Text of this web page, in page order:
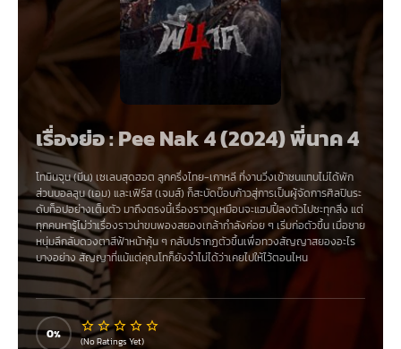
เรื่องย่อ : Pee Nak 4 (2024) พี่นาค 4
โทมินจุน (มีน) เซเลบสุดฮอต ลูกครึ่งไทย-เกาหลี ที่งานวิ่งเข้าชนแทบไม่ได้พัก
ส่วนบอลลูน (เอม) และเฟิร์ส (เจมส์) ก็สะบัดบ๊อบก้าวสู่การเป็นผู้จัดการศิลปินระ
ดับท็อปอย่างเต็มตัว มาถึงตรงนี้เรื่องราวดูเหมือนจะแฮปปี้ลงตัวไปซะทุกสิ่ง แต่
ทุกคนหารู้ไม่ว่าเรื่องราวน่าขนพองสยองเกล้ากำลังค่อย ๆ เริ่มก่อตัวขึ้น เมื่อชาย
หนุ่มลึกลับดวงตาสีฟ้าหน้าคุ้น ๆ กลับปรากฏตัวขึ้นเพื่อทวงสัญญาสยองอะไร
บางอย่าง สัญญาที่แม้แต่คุณโทก็ยังจำไม่ได้ว่าเคยไปให้ไว้ตอนไหน
0 (No Ratings Yet)